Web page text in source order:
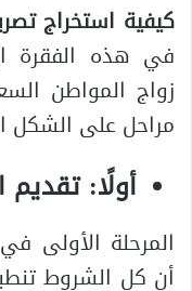
كيفية استخراج
في هذه الفقرة
زواج المواطن
مراحل على الشكل
أولًا: تقديم
المرحلة الأولى
أن كل الشروط